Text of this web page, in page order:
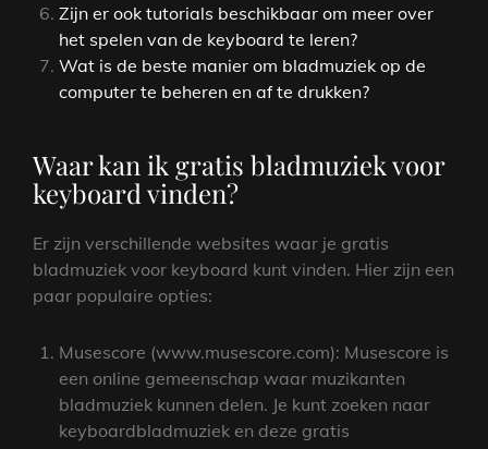
Zijn er ook tutorials beschikbaar om meer over
het spelen van de keyboard te leren?
Wat is de beste manier om bladmuziek op de
computer te beheren en af ​​te drukken?
Waar kan ik gratis bladmuziek voor
keyboard vinden?
Er zijn verschillende websites waar je gratis
bladmuziek voor keyboard kunt vinden. Hier zijn een
paar populaire opties:
Musescore (www.musescore.com): Musescore is
een online gemeenschap waar muzikanten
bladmuziek kunnen delen. Je kunt zoeken naar
keyboardbladmuziek en deze gratis